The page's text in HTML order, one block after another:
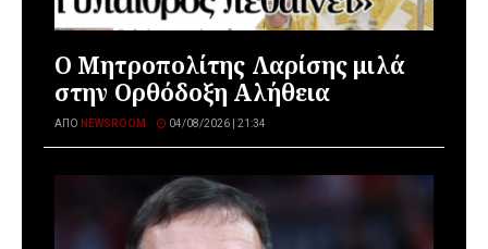
Ο Μητροπολίτης Λαρίσης μιλά
στην Ορθόδοξη Αλήθεια
ΑΠΌ NEWSROOM 04/08/2026 | 21:34